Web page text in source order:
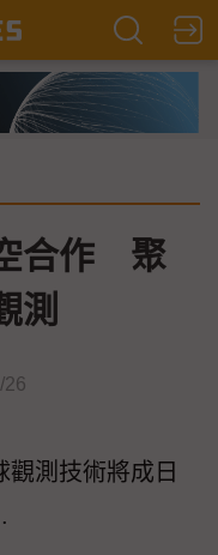
合作 聚
測
26
測技術將成日